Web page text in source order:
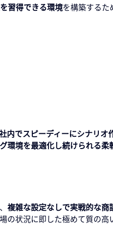
習得できる環境を構築するた
内でスピーディーにシナリオ
環境を最適化し続けられる柔
複雑な設定なしで実戦的な商
状況に即した極めて質の高